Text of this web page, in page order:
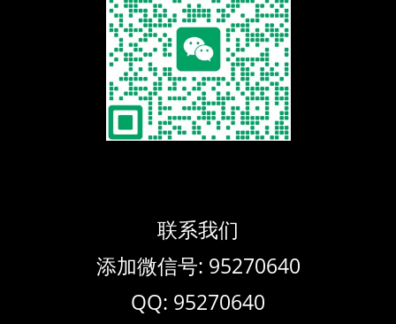
联系我们
添加微信号: 95270640
QQ: 95270640